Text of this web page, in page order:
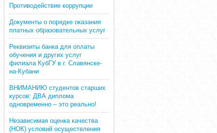
Противодействие коррупции
Документы о порядке оказания
платных образовательных услуг
Реквизиты банка для оплаты
обучения и других услуг
филиала КубГУ в г. Славянске-
на-Кубани
ВНИМАНИЮ студентов старших
курсов: ДВА диплома
одновременно – это реально!
Независимая оценка качества
(НОК) условий осуществления